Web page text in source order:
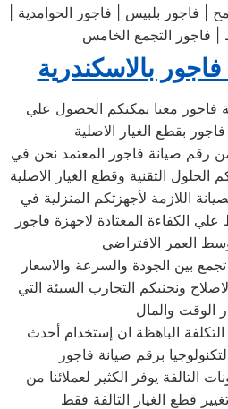
| فاجور بلبيس | فاجور الحوامدية |
| فاجور التجمع الخامس
بالاسكندرية
فاجور معنا يمكنكم الحصول علي
بقطع الغيار الاصلية
رقم صيانة فاجور المعتمد نحن في
التقنية وقطع الغيار الاصلية
اللازمة لأجهزتكم المنزلية في
علي الكفاءة المعتادة لاجهزة فاجور
العمر الافتراضي
بين الجودة والسرعة والاسعار
ونجنبكم التجارب السيئة التي
الباهظة ان إستخدام أحدث
برقم صيانة فاجور
التالفة يوفر الكثير لعملائنا من
قطع الغيار التالفة فقط